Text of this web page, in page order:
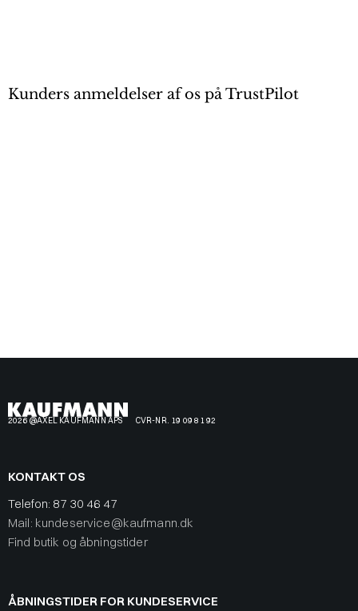
Kunders anmeldelser af os på TrustPilot
2026 @AXEL KAUFMANN APS CVR-NR. 19 09 81 92
KONTAKT OS
Telefon: 87 30 46 47
Mail: kundeservice@kaufmann.dk
Find butik og åbningstider
ÅBNINGSTIDER FOR KUNDESERVICE